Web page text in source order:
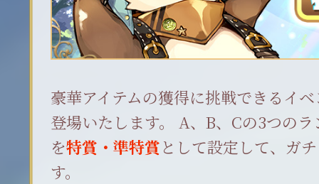
豪華アイテムの獲得に挑戦できるイ
登場いたします。 A、B、Cの3つの
を特賞・準特賞として設定して、ガ
す。